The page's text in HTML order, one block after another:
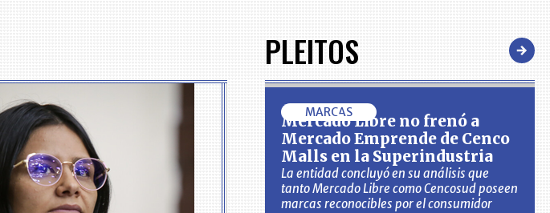
PLEITOS
MARCAS
Mercado Libre no frenó a
Mercado Emprende de Cenco
Malls en la Superindustria
La entidad concluyó en su análisis que
tanto Mercado Libre como Cencosud poseen
marcas reconocibles por el consumidor